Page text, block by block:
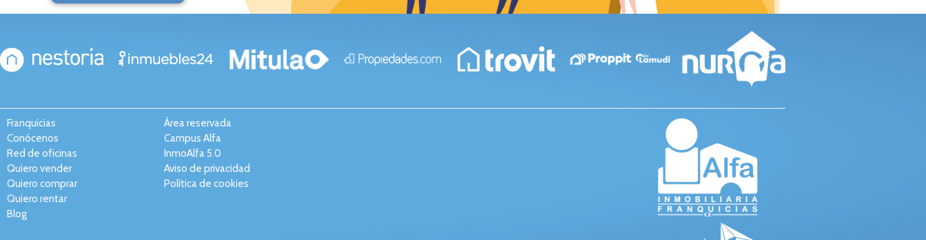
Franquicias
Conócenos
Red de oficinas
Quiero vender
Quiero comprar
Quiero rentar
Blog
Área reservada
Campus Alfa
InmoAlfa 5.0
Aviso de privacidad
Política de cookies